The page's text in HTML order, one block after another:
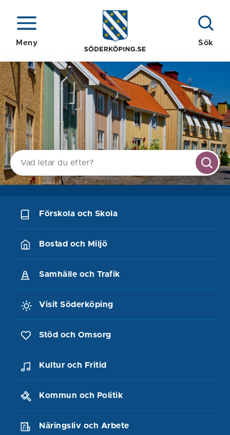
Meny Sök
Förskola och Skola
Bostad och Miljö
Samhälle och Trafik
Visit Söderköping
Stöd och Omsorg
Kultur och Fritid
Kommun och Politik
Näringsliv och Arbete